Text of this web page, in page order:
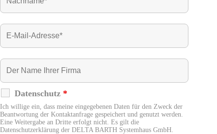
Datenschutz *
Ich willige ein, dass meine eingegebenen Daten für den Zweck der
Beantwortung der Kontaktanfrage gespeichert und genutzt werden.
Eine Weitergabe an Dritte erfolgt nicht. Es gilt die
Datenschutzerklärung der DELTA BARTH Systemhaus GmbH.